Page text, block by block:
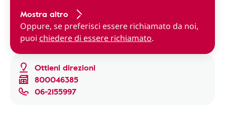
Ottieni direzioni
800046385
06-2155997
Mostra altro
Oppure, se preferisci essere richiamato da noi,
puoi chiedere di essere richiamato.